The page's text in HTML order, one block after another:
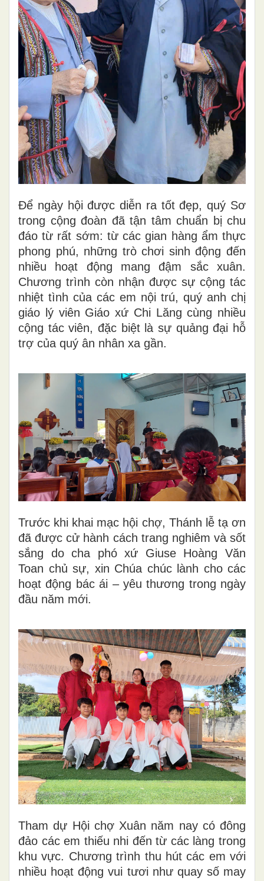
Để ngày hội được diễn ra tốt đẹp, quý Sơ
trong cộng đoàn đã tận tâm chuẩn bị chu
đáo từ rất sớm: từ các gian hàng ẩm thực
phong phú, những trò chơi sinh động đến
nhiều hoạt động mang đậm sắc xuân.
Chương trình còn nhận được sự cộng tác
nhiệt tình của các em nội trú, quý anh chị
giáo lý viên Giáo xứ Chi Lăng cùng nhiều
cộng tác viên, đặc biệt là sự quảng đại hỗ
trợ của quý ân nhân xa gần.
Trước khi khai mạc hội chợ, Thánh lễ tạ ơn
đã được cử hành cách trang nghiêm và sốt
sắng do cha phó xứ Giuse Hoàng Văn
Toan chủ sự, xin Chúa chúc lành cho các
hoạt động bác ái – yêu thương trong ngày
đầu năm mới.
Tham dự Hội chợ Xuân năm nay có đông
đảo các em thiếu nhi đến từ các làng trong
khu vực. Chương trình thu hút các em với
nhiều hoạt động vui tươi như quay số may